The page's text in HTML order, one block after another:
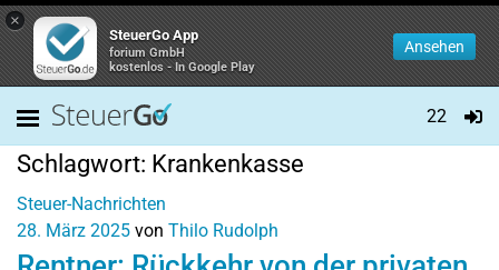
×
SteuerGo App
forium GmbH
kostenlos - In Google Play
Ansehen
22
Schlagwort: Krankenkasse
Steuer-Nachrichten
28. März 2025 von Thilo Rudolph